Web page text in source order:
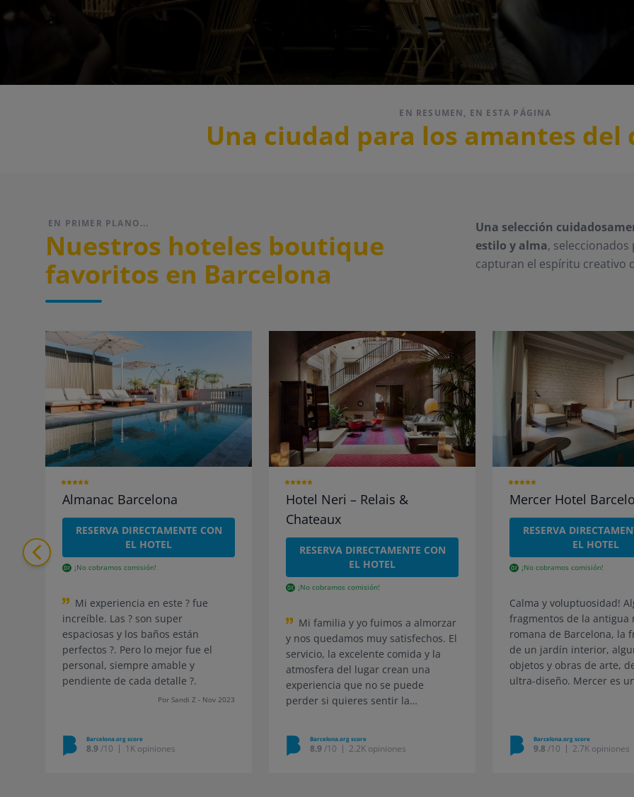
EN RESUMEN, EN ESTA PÁGINA
Una ciudad para los amantes del
EN PRIMER PLANO...
Nuestros hoteles boutique
favoritos en Barcelona
Una selección
estilo y alma,
capturan el espíritu creativo
Almanac Barcelona
RESERVA DIRECTAMENTE CON
EL HOTEL
¡No cobramos comisión!
Mi experiencia en este ? fue
increíble. Las ?️ son super
espaciosas y los baños están
perfectos ?. Pero lo mejor fue el
personal, siempre amable y
pendiente de cada detalle ?.
Por Sandi Z - Nov 2023
Barcelona.org score
8.9 /10 1K opiniones
Hotel Neri – Relais &
Chateaux
RESERVA DIRECTAMENTE CON
EL HOTEL
¡No cobramos comisión!
Mi familia y yo fuimos a almorzar
y nos quedamos muy satisfechos. El
servicio, la excelente comida y la
atmosfera del lugar crean una
experiencia que no se puede
perder si quieres sentir la
Barcelona.org score
8.9 /10 2.2K opiniones
Mercer Hotel
RESERVA
EL HOTEL
¡No cobramos comisión!
Calma y voluptuosidad!
fragmentos de la antigua
romana de Barcelona, ​​la
de un jardín interior,
objetos y obras de arte,
ultra-diseño. Mercer es
perpetua de la ciudad y,
embargo, en el corazón
Barcelona.org score
9.8 /10 2.7K opiniones